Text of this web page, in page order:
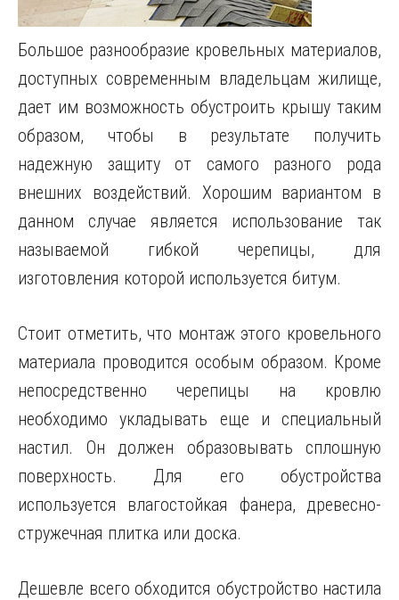
Большое разнообразие кровельных материалов,
доступных современным владельцам жилище,
дает им возможность обустроить крышу таким
образом, чтобы в результате получить
надежную защиту от самого разного рода
внешних воздействий. Хорошим вариантом в
данном случае является использование так
называемой гибкой черепицы, для
изготовления которой используется битум.
Стоит отметить, что монтаж этого кровельного
материала проводится особым образом. Кроме
непосредственно черепицы на кровлю
необходимо укладывать еще и специальный
настил. Он должен образовывать сплошную
поверхность. Для его обустройства
используется влагостойкая фанера, древесно-
стружечная плитка или доска.
Дешевле всего обходится обустройство настила